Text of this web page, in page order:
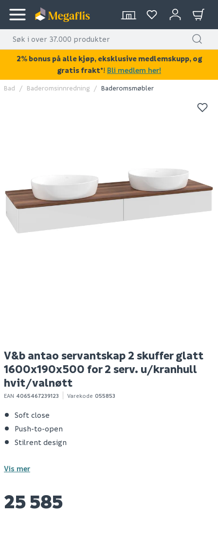
KAN DISSE VÆRE AV INTERESSE?
struktur
Nilfisk buddy ii 12 tørr-
Bad Baderomsinnredning Baderomsmøbler
V&b antao servantskap 2 skuffer glatt
1600x190x500 for 2 serv. u/kranhull
hvit/valnøtt
EAN 4065467239123 Varekode 055853
Soft close
Push-to-open
Stilrent design
Vis mer
25 585
2% bonus på alle kjøp, eksklusive medlemskupp, og
gratis frakt*! Bli medlem her!